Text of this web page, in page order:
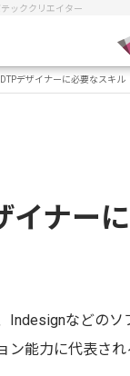
ッククリエイター
DTPデザイナーに必要なスキル
イナー
Indesignなどの
ン能力に代表さ